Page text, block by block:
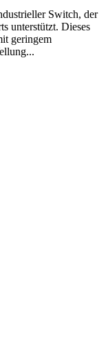
Switch, der
unterstützt. Dieses
geringem